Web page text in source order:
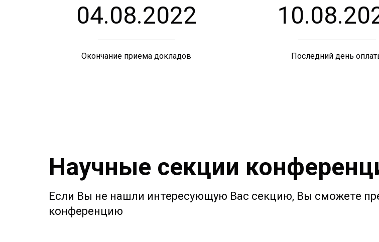
04.08.2022
Окончание приема докладов Последний день
Научные секции
Если Вы не нашли интересующую Вас секцию, Вы сможете
конференцию